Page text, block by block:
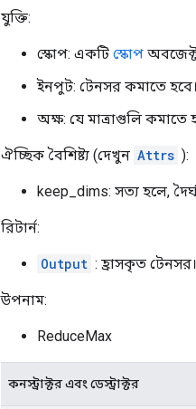
যুক্তি:
স্কোপ: একটি স্কোপ
ইনপুট: টেনসর কমাতে হবে।
অক্ষ: যে মাত্রাগুলি কমাতে
ঐচ্ছিক বৈশিষ্ট্য (দেখুন Attrs ):
keep_dims: সত্য হলে,
রিটার্ন:
Output : হ্রাসকৃত টেনসর।
উপনাম:
ReduceMax
কনস্ট্রাক্টর এবং ডেস্ট্রাক্টর